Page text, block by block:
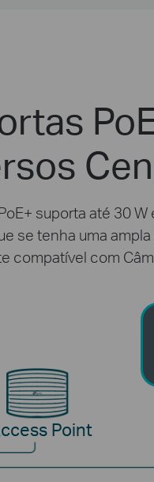
suporta até 30
se tenha uma
compatível com
Point